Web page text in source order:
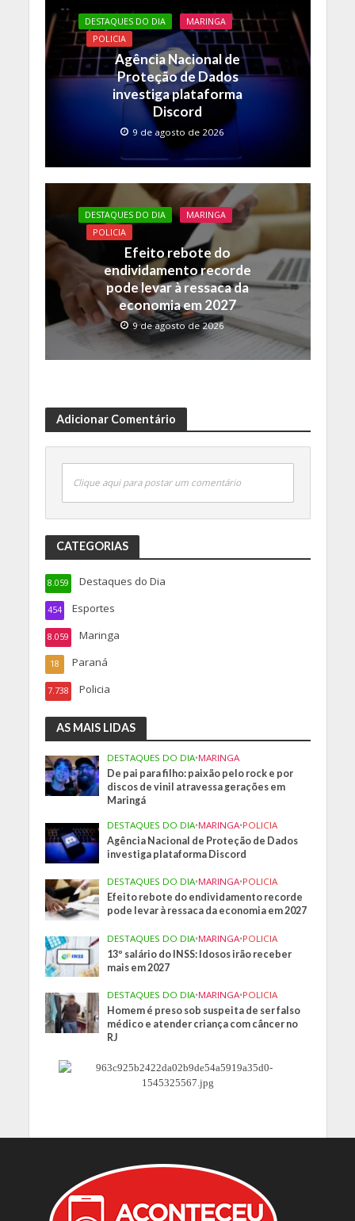
DESTAQUES DO DIA
MARINGA
POLICIA
Agência Nacional de
Proteção de Dados
investiga plataforma
Discord
9 de agosto de 2026
DESTAQUES DO DIA
MARINGA
POLICIA
Efeito rebote do
endividamento recorde
pode levar à ressaca da
economia em 2027
9 de agosto de 2026
Adicionar Comentário
Clique aqui para postar um comentário
CATEGORIAS
Destaques do Dia
8.059
Esportes
454
Maringa
8.059
Paraná
18
Policia
7.738
AS MAIS LIDAS
DESTAQUES DO DIA•MARINGA
De pai para filho: paixão pelo rock e por
discos de vinil atravessa gerações em
Maringá
DESTAQUES DO DIA•MARINGA•POLICIA
Agência Nacional de Proteção de Dados
investiga plataforma Discord
DESTAQUES DO DIA•MARINGA•POLICIA
Efeito rebote do endividamento recorde
pode levar à ressaca da economia em 2027
DESTAQUES DO DIA•MARINGA•POLICIA
13º salário do INSS: Idosos irão receber
mais em 2027
DESTAQUES DO DIA•MARINGA•POLICIA
Homem é preso sob suspeita de ser falso
médico e atender criança com câncer no
RJ